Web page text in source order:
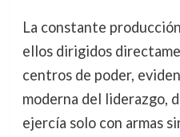
La constante
ellos dirigidos
centros de poder,
moderna del liderazgo,
ejercía solo con armas